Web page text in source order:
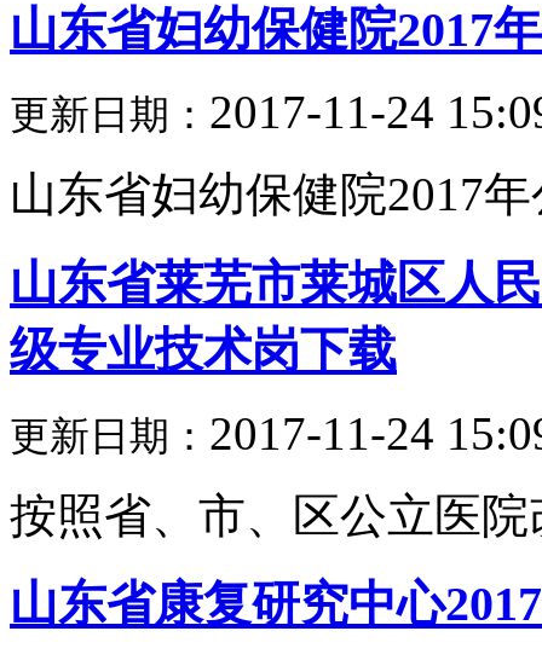
山东省妇幼保健院2017
更新日期： 2017-11-24
山东省妇幼保健院2017
山东省莱芜市莱城区人
级专业技术岗下载
更新日期： 2017-11-24
按照省、市、区公立医
山东省康复研究中心